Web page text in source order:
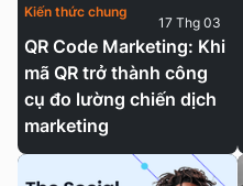
QR Code Marketing: Khi
mã QR trở thành công
cụ đo lường chiến dịch
marketing
Kiến thức chung
17 Thg 03